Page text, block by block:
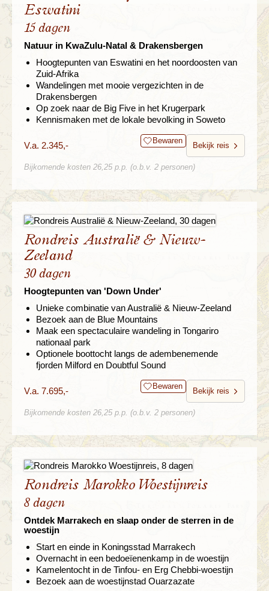
Eswatini
15 dagen
Natuur in KwaZulu-Natal & Drakensbergen
Hoogtepunten van Eswatini en het noordoosten van
Zuid-Afrika
Wandelingen met mooie vergezichten in de
Drakensbergen
Op zoek naar de Big Five in het Krugerpark
Kennismaken met de lokale bevolking in Soweto
V.a. 2.345,- Bewaren
Bekijk reis
Bijkomende kosten 26,25 p.p. (o.b.v. 2 personen)
Rondreis Australië & Nieuw-
Zeeland
30 dagen
Hoogtepunten van 'Down Under'
Unieke combinatie van Australië & Nieuw-Zeeland
Bezoek aan de Blue Mountains
Maak een spectaculaire wandeling in Tongariro
nationaal park
Optionele boottocht langs de adembenemende
fjorden Milford en Doubtful Sound
V.a. 7.695,- Bewaren
Bekijk reis
Bijkomende kosten 26,25 p.p. (o.b.v. 2 personen)
Rondreis Marokko Woestijnreis
8 dagen
Ontdek Marrakech en slaap onder de sterren in de
woestijn
Start en einde in Koningsstad Marrakech
Overnacht in een bedoeïenenkamp in de woestijn
Kamelentocht in de Tinfou- en Erg Chebbi-woestijn
Bezoek aan de woestijnstad Ouarzazate